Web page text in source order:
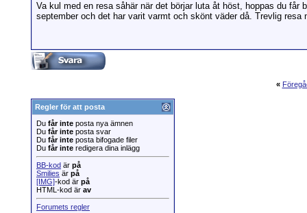
Va kul med en resa såhär när det börjar luta åt höst, hoppas du
september och det har varit varmt och skönt väder då. Trevlig
«
Regler för att posta
Du får inte posta nya ämnen
Du får inte posta svar
Du får inte posta bifogade filer
Du får inte redigera dina inlägg
BB-kod är på
Smilies är på
[IMG]-kod är på
HTML-kod är av
Forumets regler